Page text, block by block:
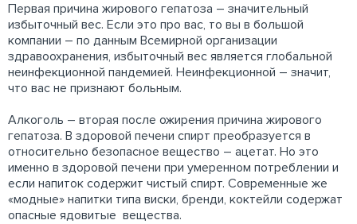
Первая причина жирового гепатоза – значительный
избыточный вес. Если это про вас, то вы в большой
компании – по данным Всемирной организации
здравоохранения, избыточный вес является глобальной
неинфекционной пандемией. Неинфекционной – значит,
что вас не признают больным.
Алкоголь – вторая после ожирения причина жирового
гепатоза. В здоровой печени спирт преобразуется в
относительно безопасное вещество – ацетат. Но это
именно в здоровой печени при умеренном потреблении и
если напиток содержит чистый спирт. Современные же
«модные» напитки типа виски, бренди, коктейли содержат
опасные ядовитые вещества.